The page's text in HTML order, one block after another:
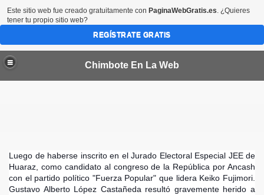
Chimbote En La Web
Luego de haberse inscrito en el Jurado Electoral Especial JEE de
Huaraz, como candidato al congreso de la República por Ancash
con el partido político "Fuerza Popular" que lidera Keiko Fujimori.
Gustavo Alberto López Castañeda resultó gravemente herido a
Este sitio web fue creado gratuitamente con PaginaWebGratis.es. ¿Quieres
tener tu propio sitio web?
REGÍSTRATE GRATIS